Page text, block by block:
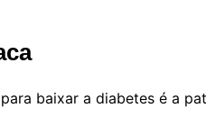
baixar a diabetes é a